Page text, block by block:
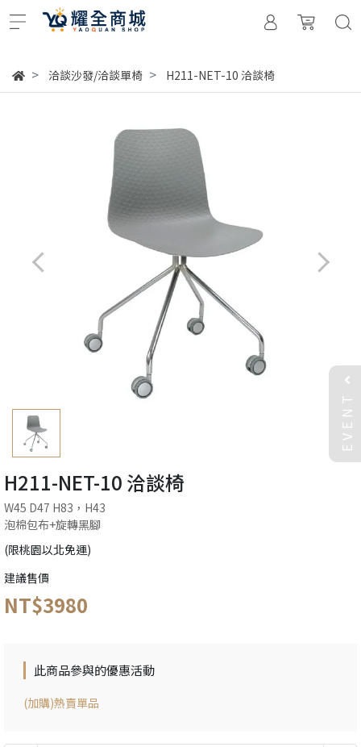
洽談沙發/洽談單椅 H211-NET-10 洽談椅
H211-NET-10 洽談椅
W45 D47 H83，H43
泡棉包布+旋轉黑腳
(限桃園以北免運)
建議售價
NT$3980
此商品參與的優惠活動
(加購)熱賣單品
EVENT